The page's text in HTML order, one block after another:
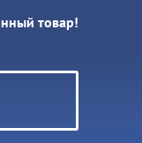
товар!